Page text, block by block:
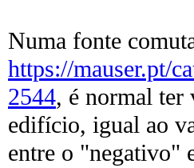
Numa fonte
https://mauser.pt/
2544, é normal ter
edifício, igual ao
entre o "negativo"